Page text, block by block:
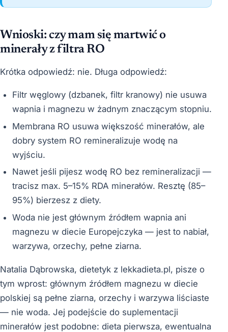
Wnioski: czy mam się martwić o
minerały z filtra RO
Krótka odpowiedź: nie. Długa odpowiedź:
Filtr węglowy (dzbanek, filtr kranowy) nie usuwa
wapnia i magnezu w żadnym znaczącym stopniu.
Membrana RO usuwa większość minerałów, ale
dobry system RO remineralizuje wodę na
wyjściu.
Nawet jeśli pijesz wodę RO bez remineralizacji —
tracisz max. 5–15% RDA minerałów. Resztę (85–
95%) bierzesz z diety.
Woda nie jest głównym źródłem wapnia ani
magnezu w diecie Europejczyka — jest to nabiał,
warzywa, orzechy, pełne ziarna.
Natalia Dąbrowska, dietetyk z lekkadieta.pl, pisze o
tym wprost: głównym źródłem magnezu w diecie
polskiej są pełne ziarna, orzechy i warzywa liściaste
— nie woda. Jej podejście do suplementacji
minerałów jest podobne: dieta pierwsza, ewentualna